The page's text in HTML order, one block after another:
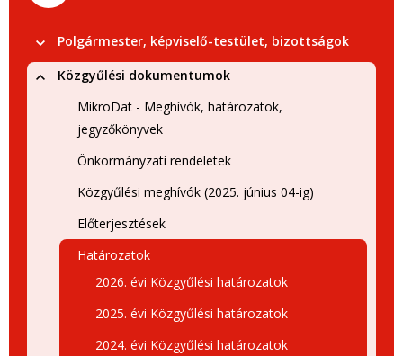
Polgármester, képviselő-testület, bizottságok
Közgyűlési dokumentumok
MikroDat - Meghívók, határozatok,
jegyzőkönyvek
Önkormányzati rendeletek
Közgyűlési meghívók (2025. június 04-ig)
Előterjesztések
Határozatok
2026. évi Közgyűlési határozatok
2025. évi Közgyűlési határozatok
2024. évi Közgyűlési határozatok